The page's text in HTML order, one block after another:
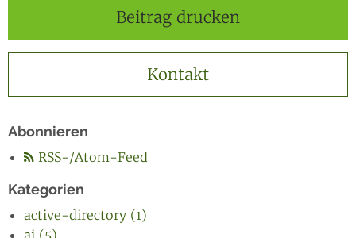
Beitrag drucken
Kontakt
Abonnieren
RSS-/Atom-Feed
Kategorien
active-directory (1)
ai (5)